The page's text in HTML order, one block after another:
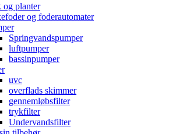
og planter
og foderautomater
Springvandspumper
luftpumper
bassinpumper
uvc
overflads skimmer
gennemløbsfilter
trykfilter
Undervandsfilter